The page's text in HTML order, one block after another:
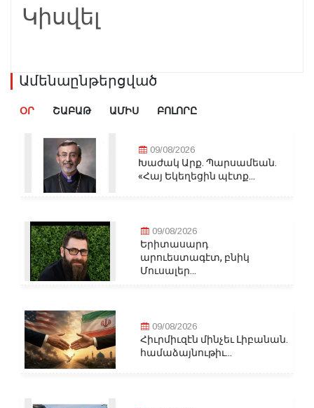
Կիսվել
Ամենաընթերցված
ՕՐ ՇԱԲԱԹ ԱՄԻՍ ԲՈԼՈՐԸ
09/08/2026
Խաժակ Արք. Պարսամեան.
«Հայ Եկեղեցին պէտք...
09/08/2026
Երիտասարդ
արուեստագէտ, բնիկ
Մուսալեր...
09/08/2026
Հիւրմիւզէն մինչեւ Լիբանան.
համաձայնութիւ...